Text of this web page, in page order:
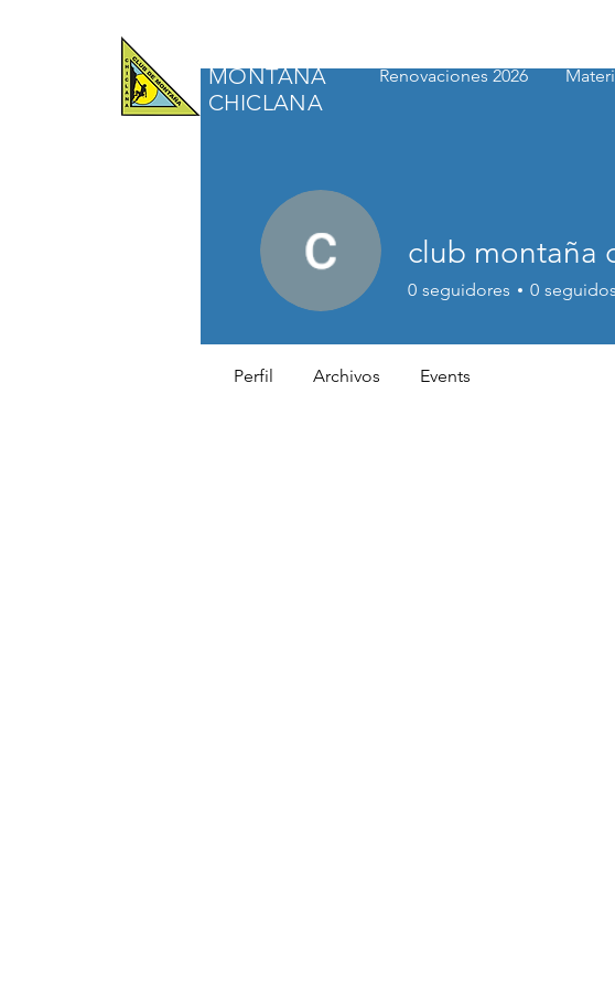
MONTAÑA
CHICLANA
Renovaciones 2026
club montaña
0 seguidores 0 seguidos
Perfil Archivos Events